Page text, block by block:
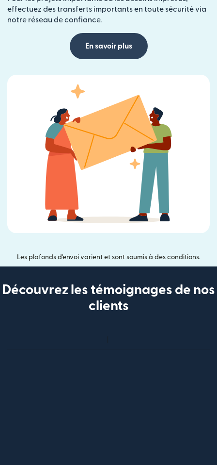
effectuez des transferts importants en toute sécurité via
notre réseau de confiance.
En savoir plus
Les plafonds d'envoi varient et sont soumis à des conditions.
Découvrez les témoignages de nos
clients